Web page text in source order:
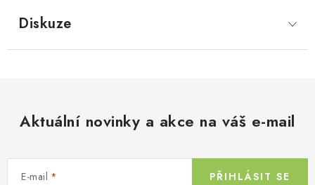
Diskuze
Aktuální novinky a akce na váš e-mail
E-mail PŘIHLÁSIT SE